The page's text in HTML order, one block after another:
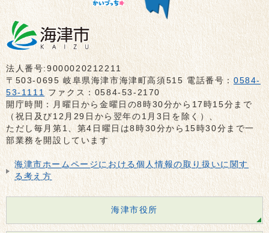
法人番号:9000020212211
〒503-0695 岐阜県海津市海津町高須515 電話番号：0584-
53-1111 ファクス：0584-53-2170
開庁時間：月曜日から金曜日の8時30分から17時15分まで
（祝日及び12月29日から翌年の1月3日を除く）、
ただし毎月第1、第4日曜日は8時30分から15時30分まで一
部業務を開設しています
海津市ホームページにおける個人情報の取り扱いに関す
る考え方
海津市役所